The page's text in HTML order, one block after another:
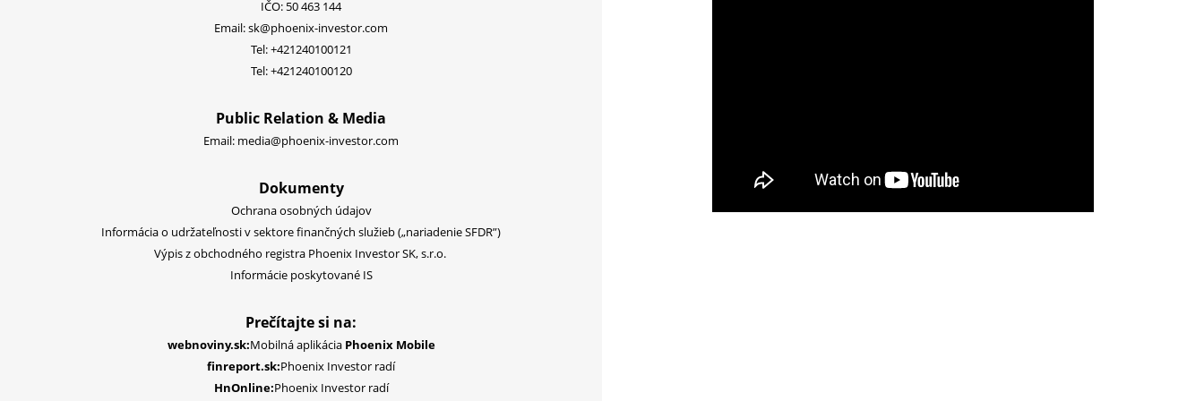
IČO: 50 463 144
Email:sk@phoenix-investor.com
Tel:+421240100121
Tel:+421240100120
Public Relation & Media
Email: media@phoenix-investor.com
Dokumenty
Ochrana osobných údajov
Informácia o udržateľnosti v sektore finančných služieb („nariadenie SFDR”)
Výpis z obchodného registra Phoenix Investor SK, s.r.o.
Informácie poskytované IS
Prečítajte si na:
webnoviny.sk:Mobilná aplikáciaPhoenix Mobile
finreport.sk:Phoenix Investor radí
HnOnline:Phoenix Investor radí